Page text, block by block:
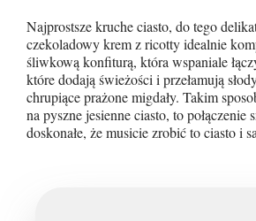
Najprostsze kruche ciasto, do tego
czekoladowy krem z ricotty idealnie
śliwkową konfiturą, która wspaniale
które dodają świeżości i przełamują
chrupiące prażone migdały. Takim
na pyszne jesienne ciasto, to połączenie
doskonałe, że musicie zrobić to ciasto i